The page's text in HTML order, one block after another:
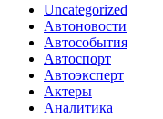
Uncategorized
Автоновости
Автособытия
Автоспорт
Автоэксперт
Актеры
Аналитика